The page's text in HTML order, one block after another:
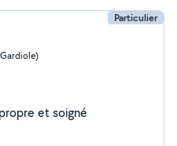
Particulier
et soigné